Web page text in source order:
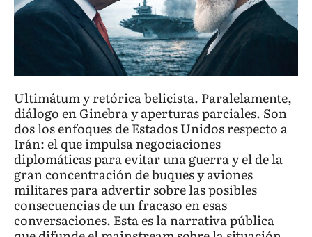
Ultimátum y retórica belicista. Paralelamente,
diálogo en Ginebra y aperturas parciales. Son
dos los enfoques de Estados Unidos respecto a
Irán: el que impulsa negociaciones
diplomáticas para evitar una guerra y el de la
gran concentración de buques y aviones
militares para advertir sobre las posibles
consecuencias de un fracaso en esas
conversaciones. Esta es la narrativa pública